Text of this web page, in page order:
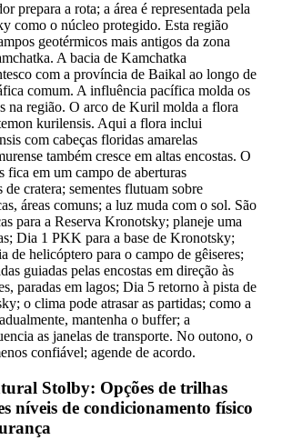
prepara a rota; a área é representada pela
como o núcleo protegido. Esta região
geotérmicos mais antigos da zona
A bacia de Kamchatka
com a província de Baikal ao longo de
comum. A influência pacífica molda os
na região. O arco de Kuril molda a flora
kurilensis. Aqui a flora inclui
com cabeças floridas amarelas
também cresce em altas encostas. O
fica em um campo de aberturas
de cratera; sementes flutuam sobre
áreas comuns; a luz muda com o sol. São
para a Reserva Kronotsky; planeje uma
Dia 1 PKK para a base de Kronotsky;
de helicóptero para o campo de gêiseres;
guiadas pelas encostas em direção às
paradas em lagos; Dia 5 retorno à pista de
o clima pode atrasar as partidas; como a
mantenha o buffer; a
as janelas de transporte. No outono, o
confiável; agende de acordo.
Stolby: Opções de trilhas
níveis de condicionamento físico